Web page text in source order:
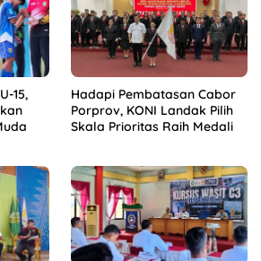
15,
Hadapi Pembatasan Cabor
Porprov, KONI Landak Pilih
Skala Prioritas Raih Medali